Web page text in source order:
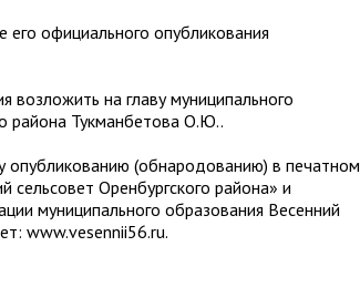
официального опубликования
возложить на главу муниципального
района Тукманбетова О.Ю..
(обнародованию) в печатном
Оренбургского района» и
муниципального образования Весенний
www.vesennii56.ru.